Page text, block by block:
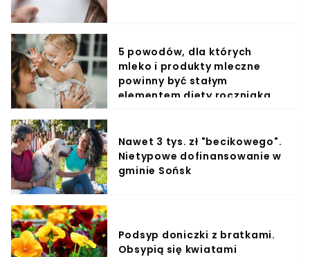
5 powodów, dla których
mleko i produkty mleczne
powinny być stałym
elementem diety roczniaka
Nawet 3 tys. zł "becikowego".
Nietypowe dofinansowanie w
gminie Sońsk
Podsyp doniczki z bratkami.
Obsypią się kwiatami